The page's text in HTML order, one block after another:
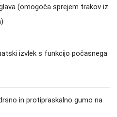
(omogoča sprejem trakov iz
izvlek s funkcijo počasnega
in protipraskalno gumo na